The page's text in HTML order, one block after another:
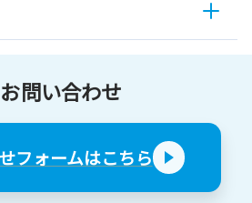
お問い合わせ
フォームはこちら